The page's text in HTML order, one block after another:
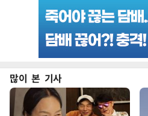
많이 본 기사